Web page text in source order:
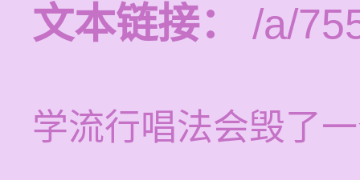
文本链接：
/a/
学流行唱法会毁了